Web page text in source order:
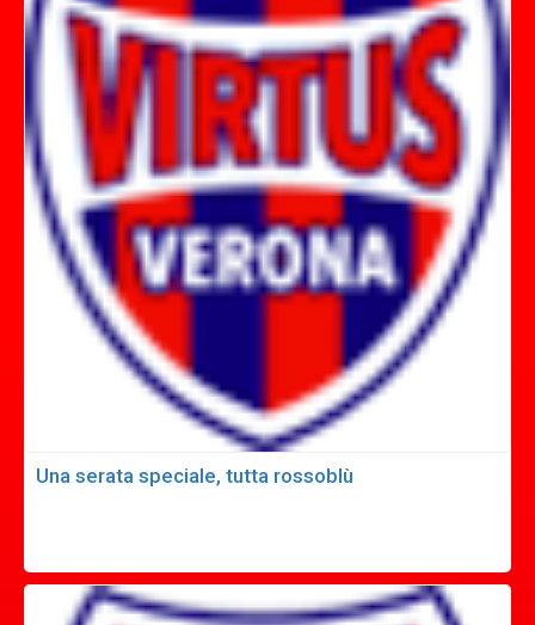
Una serata speciale, tutta rossoblù